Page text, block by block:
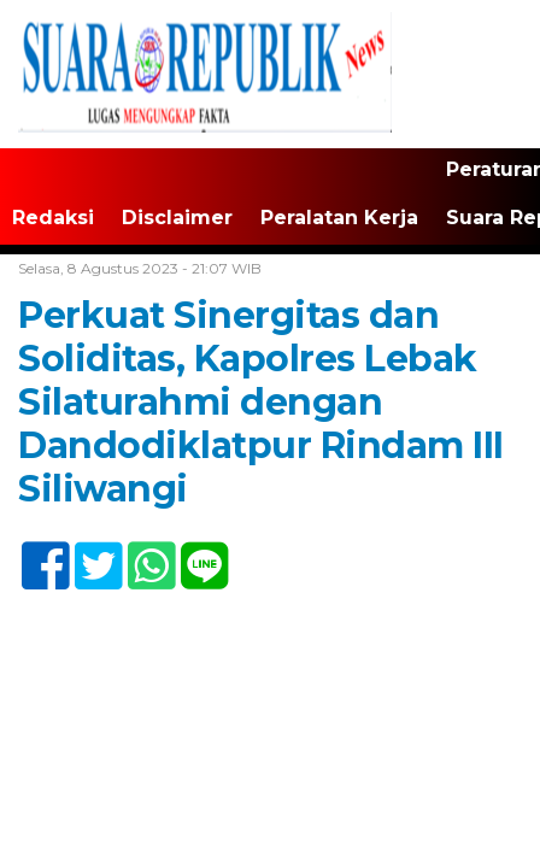
Redaksi Disclaimer Peralatan Kerja Suara
Selasa, 8 Agustus 2023 - 21:07 WIB
Perkuat Sinergitas dan
Soliditas, Kapolres Lebak
Silaturahmi dengan
Dandodiklatpur Rindam III
Siliwangi